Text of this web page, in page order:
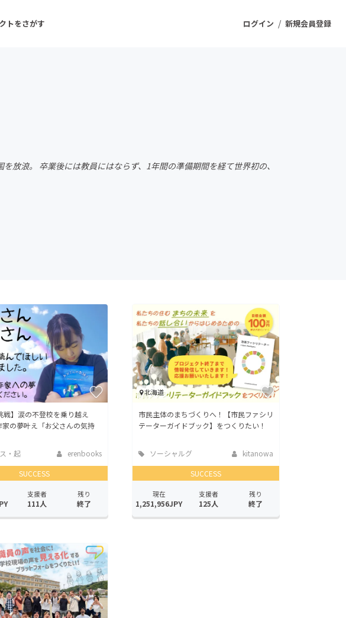
ログイン / 新規会員登録
トをさがす
ード・飲食店
ファッション
コミュニティ
放浪。 卒業後には教員にはならず、1年間の準備期間を経て世界初の、
戦】涙の不登校を乗り越え
の夢叶え「お父さんの気持
・起
erenbooks
SUCCESS
支援者
111人
残り
終了
北海道
市民主体のまちづくりへ！【市民ファシリ
テーターガイドブック】をつくりたい！
ソーシャルグ
ッド
kitanowa
SUCCESS
現在
1,251,956JPY
支援者
125人
残り
終了